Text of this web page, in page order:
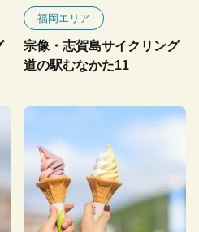
福岡エリア
宗像・志賀島サイクリング
道の駅むなかた11